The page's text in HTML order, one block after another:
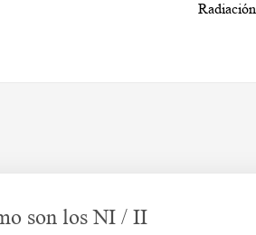
Radiación
son los NI / II